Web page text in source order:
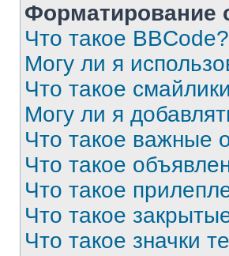
Форматирование
Что такое BBCode?
Могу ли я
Что такое
Могу ли я
Что такое важные
Что такое
Что такое
Что такое
Что такое значки